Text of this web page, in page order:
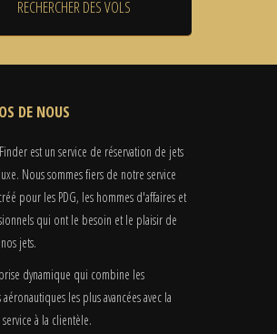
DE NOUS
est un service de réservation de jets
Nous sommes fiers de notre service
pour les PDG, les hommes d'affaires et
qui ont le besoin et le plaisir de
jets.
dynamique qui combine les
aéronautiques les plus avancées avec la
à la clientèle.